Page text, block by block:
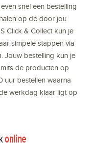
snel een bestelling
op de door jou
Click & Collect kun je
simpele stappen via
Jouw bestelling kun je
de producten op
uur bestellen waarna
werkdag klaar ligt op